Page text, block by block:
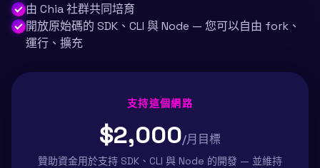
由 Chia 社群共同培育
開放原始碼的 SDK、CLI 與 Node — 您可以自由 fork、
運行、擴充
支持這個網路
$2,000/月目標
贊助資金用於支持 SDK、CLI 與 Node 的開發 — 並維持